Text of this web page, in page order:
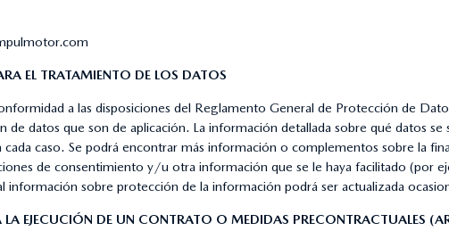
EL TRATAMIENTO DE LOS DATOS
a las disposiciones del Reglamento General de Protección de
de datos que son de aplicación. La información detallada sobre qué datos
cada caso. Se podrá encontrar más información o complementos sobre la
de consentimiento y/u otra información que se le haya facilitado (por
información sobre protección de la información podrá ser actualizada
LA EJECUCIÓN DE UN CONTRATO O MEDIDAS PRECONTRACTUALES